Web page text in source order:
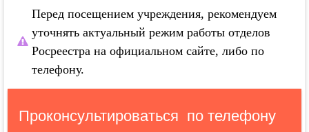
Перед посещением учреждения, рекомендуем
уточнять актуальный режим работы отделов
Росреестра на официальном сайте, либо по
телефону.